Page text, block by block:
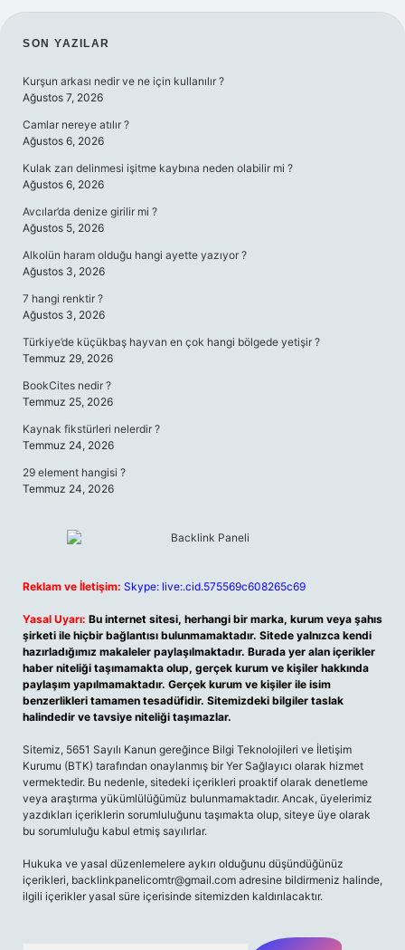
SIDEBAR
SON YAZILAR
Kurşun arkası nedir ve ne için kullanılır ?
Ağustos 7, 2026
Camlar nereye atılır ?
Ağustos 6, 2026
Kulak zarı delinmesi işitme kaybına neden olabilir mi ?
Ağustos 6, 2026
Avcılar’da denize girilir mi ?
Ağustos 5, 2026
Alkolün haram olduğu hangi ayette yazıyor ?
Ağustos 3, 2026
7 hangi renktir ?
Ağustos 3, 2026
Türkiye’de küçükbaş hayvan en çok hangi bölgede yetişir ?
Temmuz 29, 2026
BookCites nedir ?
Temmuz 25, 2026
Kaynak fikstürleri nelerdir ?
Temmuz 24, 2026
29 element hangisi ?
Temmuz 24, 2026
Reklam ve İletişim: Skype: live:.cid.575569c608265c69
Yasal Uyarı: Bu internet sitesi, herhangi bir marka, kurum veya şahıs
şirketi ile hiçbir bağlantısı bulunmamaktadır. Sitede yalnızca kendi
hazırladığımız makaleler paylaşılmaktadır. Burada yer alan içerikler
haber niteliği taşımamakta olup, gerçek kurum ve kişiler hakkında
paylaşım yapılmamaktadır. Gerçek kurum ve kişiler ile isim
benzerlikleri tamamen tesadüfidir. Sitemizdeki bilgiler taslak
halindedir ve tavsiye niteliği taşımazlar.
Sitemiz, 5651 Sayılı Kanun gereğince Bilgi Teknolojileri ve İletişim
Kurumu (BTK) tarafından onaylanmış bir Yer Sağlayıcı olarak hizmet
vermektedir. Bu nedenle, sitedeki içerikleri proaktif olarak denetleme
veya araştırma yükümlülüğümüz bulunmamaktadır. Ancak, üyelerimiz
yazdıkları içeriklerin sorumluluğunu taşımakta olup, siteye üye olarak
bu sorumluluğu kabul etmiş sayılırlar.
Hukuka ve yasal düzenlemelere aykırı olduğunu düşündüğünüz
içerikleri, backlinkpanelicomtr@gmail.com adresine bildirmeniz halinde,
ilgili içerikler yasal süre içerisinde sitemizden kaldırılacaktır.